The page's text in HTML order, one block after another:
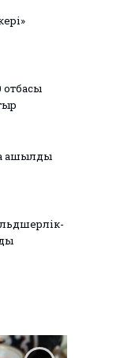
ашылды